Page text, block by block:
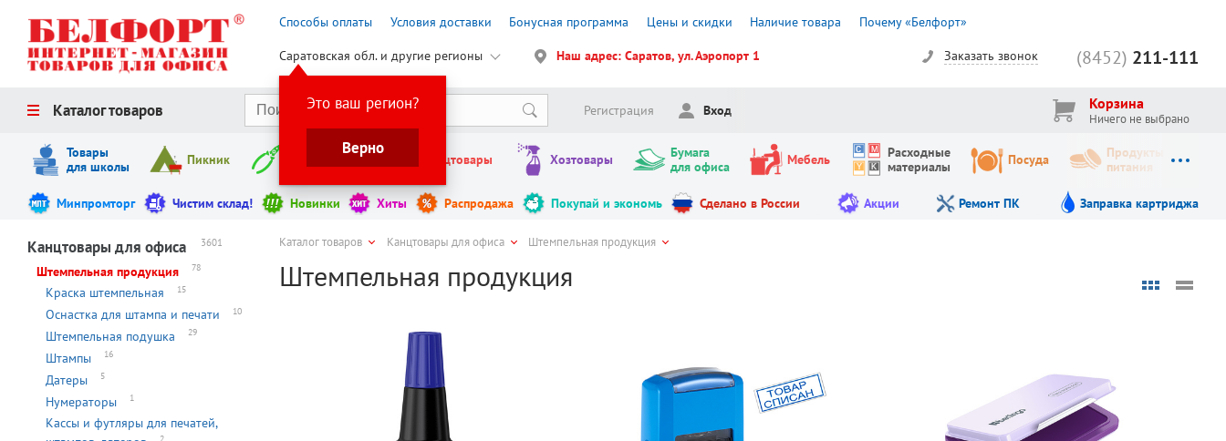
Способы оплаты Условия доставки Бонусная программа Цены и скидки Наличие товара Почему «Белфорт»
Саратовская обл. и другие регионы
Это ваш регион?
Верно
Наш адрес: Саратов, ул. Аэропорт 1 (8452) 211-111
Заказать звонок
Каталог товаров Регистрация Вход Корзина
Ничего не выбрано
Товары
для школы
Пикник Инструменты Канцтовары Хозтовары
Бумага
для офиса
Мебель
Расходные
материалы
Посуда
Продукты
питания
Минпромторг Чистим склад! Новинки Хиты Распродажа Покупай и экономь Сделано в России Акции Ремонт ПК Заправка картриджа
Канцтовары для офиса 3601
Штемпельная продукция 78
Краска штемпельная 15
Оснастка для штампа и печати 10
Штемпельная подушка 29
Штампы 16
Датеры 5
Нумераторы 1
Кассы и футляры для печатей,
2
Каталог товаров Канцтовары для офиса Штемпельная продукция
Штемпельная продукция